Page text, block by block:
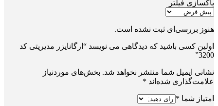
پاکسازی فیلتر
هنوز بررسی‌ای ثبت نشده است.
اولین کسی باشید که دیدگاهی می نویسد “ارگانایزر مدیریتی کد
3200”
نشانی ایمیل شما منتشر نخواهد شد. بخش‌های موردنیاز
علامت‌گذاری شده‌اند *
امتیاز شما *